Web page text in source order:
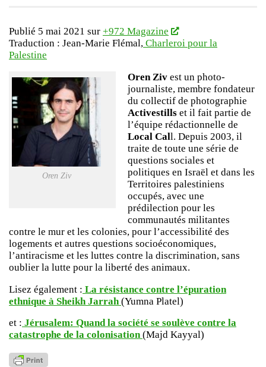
Publié 5 mai 2021 sur +972 Magazine
Traduction : Jean-Marie Flémal, Charleroi pour la
Palestine
Oren Ziv
Oren Ziv est un photo-
journaliste, membre fondateur
du collectif de photographie
Activestills et il fait partie de
l’équipe rédactionnelle de
Local Call. Depuis 2003, il
traite de toute une série de
questions sociales et
politiques en Israël et dans les
Territoires palestiniens
occupés, avec une
prédilection pour les
communautés militantes
contre le mur et les colonies, pour l’accessibilité des
logements et autres questions socioéconomiques,
l’antiracisme et les luttes contre la discrimination, sans
oublier la lutte pour la liberté des animaux.
Lisez également : La résistance contre l’épuration
ethnique à Sheikh Jarrah (Yumna Platel)
et : Jérusalem: Quand la société se soulève contre la
catastrophe de la colonisation(Majd Kayyal)